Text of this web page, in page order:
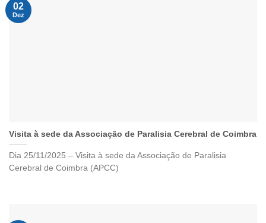
Visita à sede da Associação de Paralisia Cerebral de Coimbra
Dia 25/11/2025 – Visita à sede da Associação de Paralisia
Cerebral de Coimbra (APCC)
02
Dez